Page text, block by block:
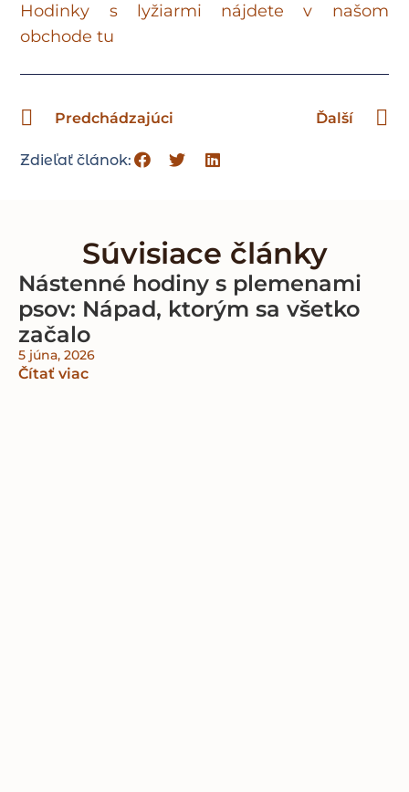
Hodinky s lyžiarmi nájdete v našom
obchode tu
Predchádzajúci Ďalší
Zdieľať článok:
Súvisiace články
Nástenné hodiny s plemenami
psov: Nápad, ktorým sa všetko
začalo
5 júna, 2026
Čítať viac